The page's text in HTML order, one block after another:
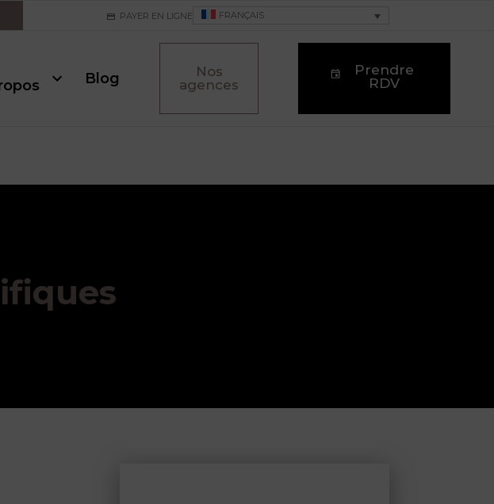
PAYER EN LIGNE FRANÇAIS
Blog
Nos
agences
Prendre
RDV